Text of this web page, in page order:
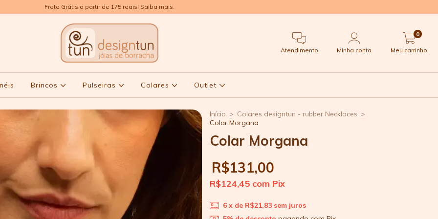
Frete Grátis a partir de 175 reais! Saiba mais.
Atendimento Minha conta Meu carrinho
0
Brincos Pulseiras Colares Outlet
Início > Colares designtun - rubber Necklaces >
Colar Morgana
Colar Morgana
R$131,00
R$124,45 com Pix
6 x de R$21,83 sem juros